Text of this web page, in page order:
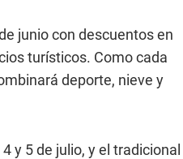
junio con descuentos en
turísticos. Como cada
deporte, nieve y
y 5 de julio, y el tradicional